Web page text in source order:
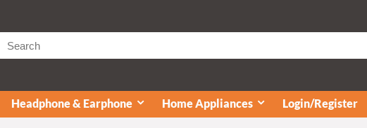
Headphone & Earphone Home Appliances Login/Register